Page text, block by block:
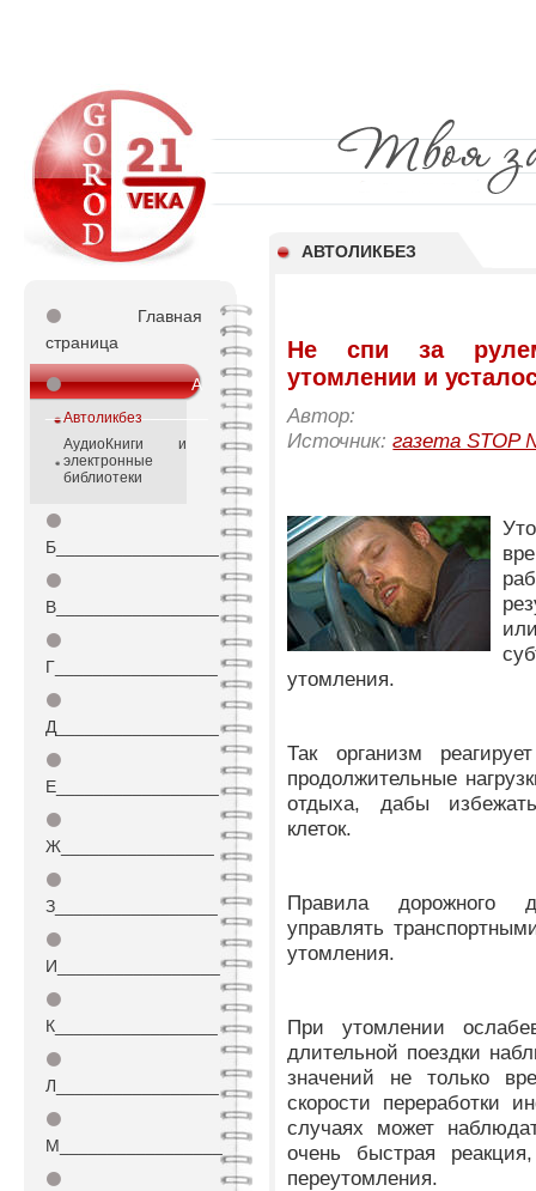
АВТОЛИКБЕЗ
⚫
Главная
страница
⚫А
_________________
Автоликбез
АудиоКниги и
электронные
библиотеки
⚫
Б_________________
⚫
В_________________
⚫
Г_________________
⚫
Д_________________
⚫
Е_________________
⚫
Ж________________
⚫
З_________________
⚫
И_________________
⚫
К_________________
⚫
Л_________________
⚫
М_________________
⚫
Не спи за
утомлении и
Автор:
Источник:газета STOP
утомления.
Так организм
продолжительные
отдыха, дабы
клеток.
Правила дорожного
управлять
утомления.
При утомлении
длительной поездки
значений не только
скорости переработки
случаях может
очень быстрая
переутомления.